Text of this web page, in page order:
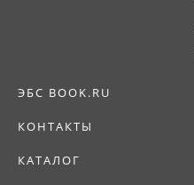
ЭБС BOOK.RU
КОНТАКТЫ
КАТАЛОГ